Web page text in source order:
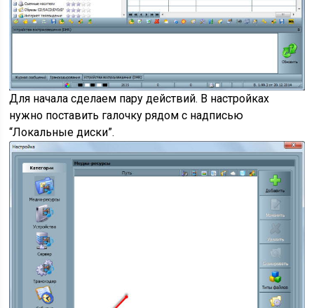
Для начала сделаем пару действий. В настройках
нужно поставить галочку рядом с надписью
“Локальные диски”.